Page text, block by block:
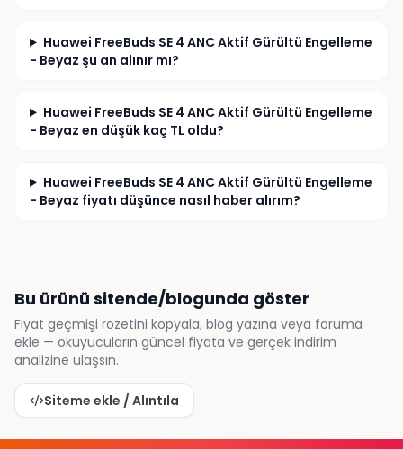
Huawei FreeBuds SE 4 ANC Aktif Gürültü Engelleme
- Beyaz şu an alınır mı?
Huawei FreeBuds SE 4 ANC Aktif Gürültü Engelleme
- Beyaz en düşük kaç TL oldu?
Huawei FreeBuds SE 4 ANC Aktif Gürültü Engelleme
- Beyaz fiyatı düşünce nasıl haber alırım?
Bu ürünü sitende/blogunda göster
Fiyat geçmişi rozetini kopyala, blog yazına veya foruma
ekle — okuyucuların güncel fiyata ve gerçek indirim
analizine ulaşsın.
Siteme ekle / Alıntıla